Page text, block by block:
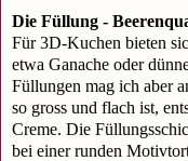
Die Füllung -
Für 3D-Kuchen bieten
etwa Ganache oder
Füllungen mag ich aber
so gross und flach ist,
Creme. Die
bei einer runden